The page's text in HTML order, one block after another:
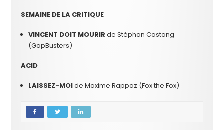
SEMAINE DE LA CRITIQUE
VINCENT DOIT MOURIR de Stéphan Castang
(GapBusters)
ACID
LAISSEZ-MOIde Maxime Rappaz (Fox the Fox)